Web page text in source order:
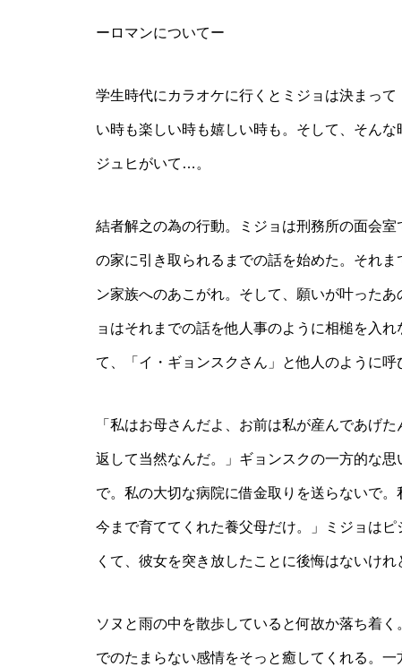
ーロマンについてー
学生時代にカラオケに行くとミジョは決まっ
い時も楽しい時も嬉しい時も。そして、そん
ジュヒがいて…。
結者解之の為の行動。ミジョは刑務所の面会
の家に引き取られるまでの話を始めた。それ
ン家族へのあこがれ。そして、願いが叶った
ョはそれまでの話を他人事のように相槌を入
て、「イ・ギョンスクさん」と他人のように
「私はお母さんだよ、お前は私が産んであげ
返して当然なんだ。」ギョンスクの一方的な
で。私の大切な病院に借金取りを送らないで
今まで育ててくれた養父母だけ。」ミジョは
くて、彼女を突き放したことに後悔はないけれ
ソヌと雨の中を散歩していると何故か落ち着
でのたまらない感情をそっと癒してくれる。